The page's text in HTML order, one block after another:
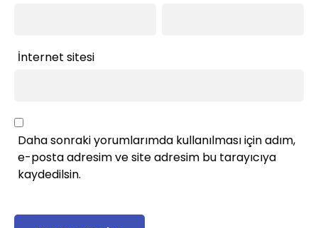
İnternet sitesi
Daha sonraki yorumlarımda kullanılması için adım,
e-posta adresim ve site adresim bu tarayıcıya
kaydedilsin.